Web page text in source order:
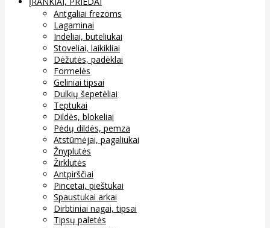
Antgaliai frezoms
Lagaminai
Indeliai, buteliukai
Stoveliai, laikikliai
Dėžutės, padėklai
Formelės
Geliniai tipsai
Dulkių šepetėliai
Teptukai
Dildės, blokeliai
Pėdų dildės, pemza
Atstūmėjai, pagaliukai
Žnyplutės
Žirklutės
Antpirščiai
Pincetai, pieštukai
Spaustukai arkai
Dirbtiniai nagai, tipsai
Tipsų paletės